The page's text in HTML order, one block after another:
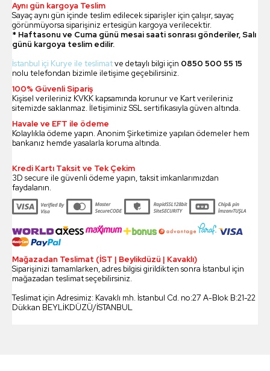
Aynı gün kargoya Teslim
Sayaç aynı gün içinde teslim edilecek siparişler için çalışır, sayaç
görünmüyorsa siparişiniz ertesigün kargoya verilecektir.
* Haftasonu ve Cuma günü mesai saati sonrası gönderiler, Salı
günü kargoya teslim edilir.
İstanbul içi Kurye ile teslimatve detaylı bilgi için 0850 500 55 15
nolu telefondan bizimle iletişime geçebilirsiniz.
100% Güvenli Sipariş
Kişisel verileriniz KVKK kapsamında korunur ve Kart verileriniz
sitemizde saklanmaz. İletişiminiz SSL sertifikasıyla güven altında.
Havale ve EFT ile ödeme
Kolaylıkla ödeme yapın. Anonim Şirketimize yapılan ödemeler hem
bankanız hemde yasalarla koruma altında.
Kredi Kartı Taksit ve Tek Çekim
3D secure ile güvenli ödeme yapın, taksit imkanlarımızdan
faydalanın.
Mağazadan Teslimat (İST | Beylikdüzü | Kavaklı)
Siparişinizi tamamlarken, adres bilgisi girildikten sonra İstanbul için
mağazadan teslimat seçebilirsiniz.
Teslimat için Adresimiz: Kavaklı mh. İstanbul Cd. no:27 A-Blok B:21-22
Dükkan BEYLİKDÜZÜ/İSTANBUL